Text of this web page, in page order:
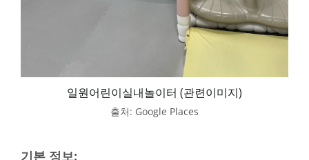
일원어린이실내놀이터 (관련이미지)
출처: Google Places
기본 정보: